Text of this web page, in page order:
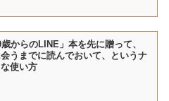
歳からのLINE」本を先に贈って、
うまでに読んでおいて、というナ
使い方